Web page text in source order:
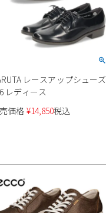
レースアップシューズ
レディース
価格 ¥14,850税込